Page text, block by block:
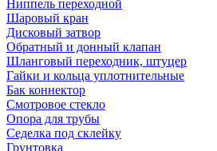
Ниппель переходной
Шаровый кран
Дисковый затвор
Обратный и донный клапан
Шланговый переходник, штуцер
Гайки и кольца уплотнительные
Бак коннектор
Смотровое стекло
Опора для трубы
Седелка под склейку
Грунтовка